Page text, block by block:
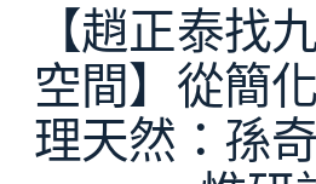
【趙正泰找
空間】從簡
理天然：孫